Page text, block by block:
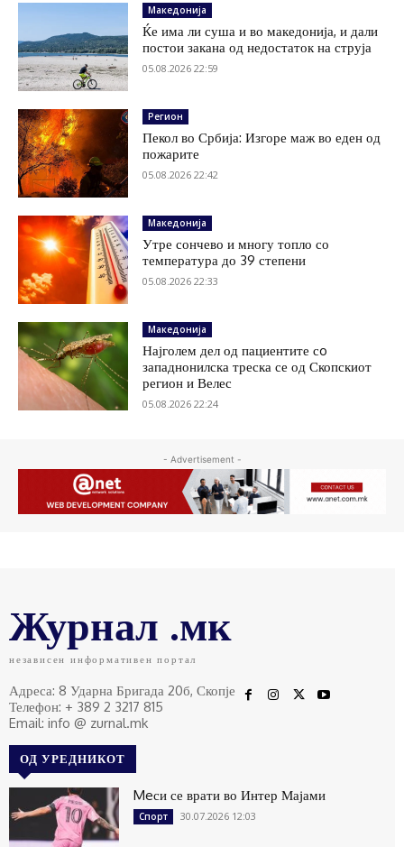
Македонија
Ќе има ли суша и во македонија, и дали
постои закана од недостаток на струја
05.08.2026 22:59
Регион
Пекол во Србија: Изгоре маж во еден од
пожарите
05.08.2026 22:42
Македонија
Утре сончево и многу топло со
температура до 39 степени
05.08.2026 22:33
Македонија
Најголем дел од пациентите сo
западнонилска треска се од Скопскиот
регион и Велес
05.08.2026 22:24
- Advertisement -
Журнал .мк
независен информативен портал
Адреса: 8 Ударна Бригада 20б, Скопје
Телефон: + 389 2 3217 815
Email: info @ zurnal.mk
ОД УРЕДНИКОТ
Meси се врати во Интер Мајами
Спорт 30.07.2026 12:03